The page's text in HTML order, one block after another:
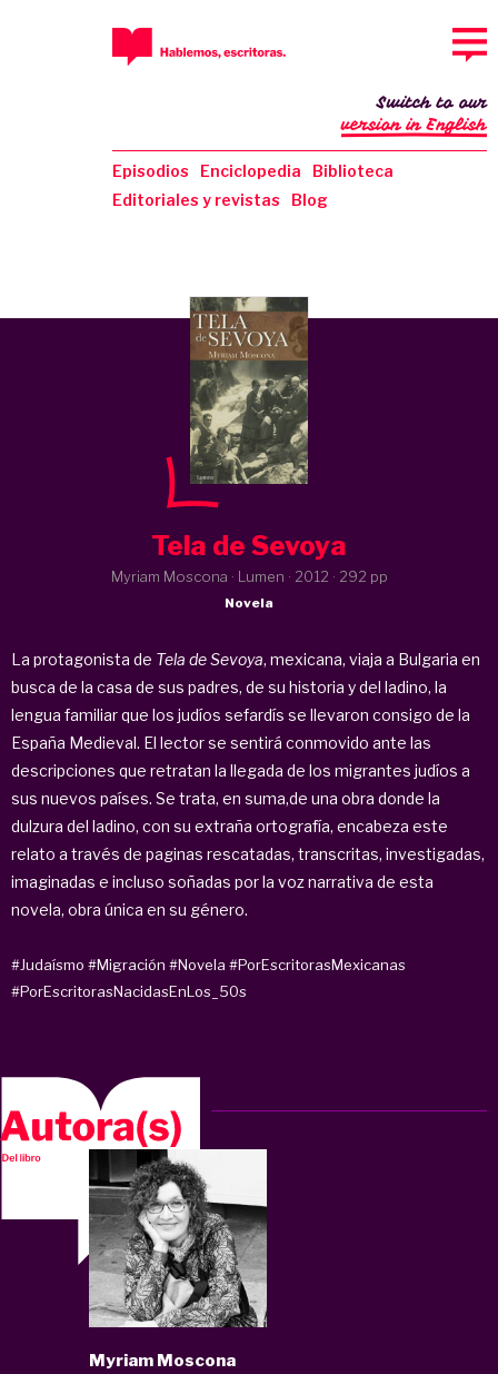
Episodios Enciclopedia
Biblioteca
Editoriales y revistas
Blog
Switch to our
version in English
Tela de Sevoya
Myriam Moscona · Lumen · 2012 · 292 pp
Novela
La protagonista de Tela de Sevoya, mexicana, viaja a Bulgaria en
busca de la casa de sus padres, de su historia y del ladino, la
lengua familiar que los judíos sefardís se llevaron consigo de la
España Medieval. El lector se sentirá conmovido ante las
descripciones que retratan la llegada de los migrantes judíos a
sus nuevos países. Se trata, en suma,de una obra donde la
dulzura del ladino, con su extraña ortografía, encabeza este
relato a través de paginas rescatadas, transcritas, investigadas,
imaginadas e incluso soñadas por la voz narrativa de esta
novela, obra única en su género.
#Judaísmo #Migración #Novela #PorEscritorasMexicanas
#PorEscritorasNacidasEnLos_50s
Myriam Moscona